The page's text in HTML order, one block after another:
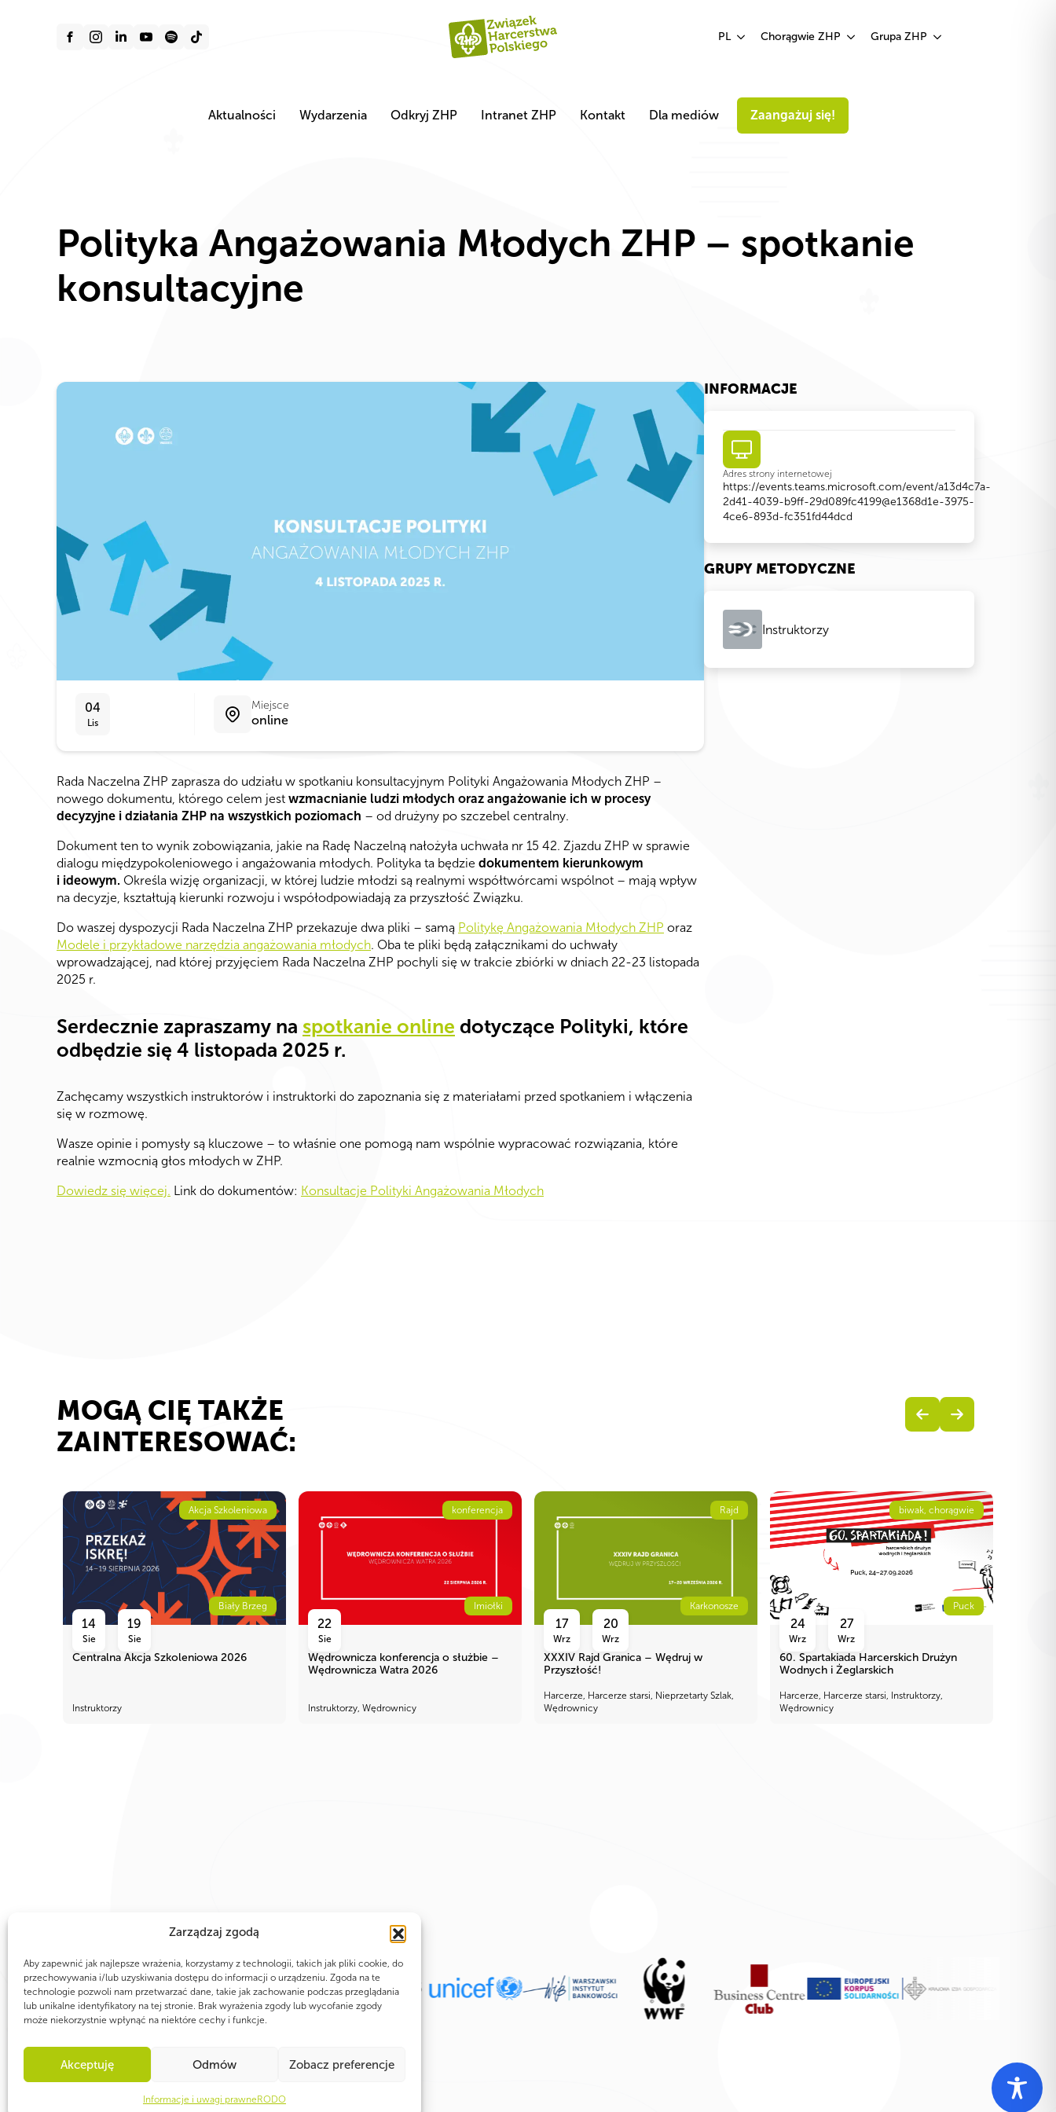
Zarządzaj zgodą
Aby zapewnić jak najlepsze wrażenia, korzystamy z technologii, takich jak pliki cookie, do
przechowywania i/lub uzyskiwania dostępu do informacji o urządzeniu. Zgoda na te
technologie pozwoli nam przetwarzać dane, takie jak zachowanie podczas przeglądania
lub unikalne identyfikatory na tej stronie. Brak wyrażenia zgody lub wycofanie zgody
może niekorzystnie wpłynąć na niektóre cechy i funkcje.
Akceptuję Odmów Zobacz preferencje
Informacje i uwagi prawne RODO
PL Chorągwie ZHP Grupa ZHP
Aktualności Wydarzenia Odkryj ZHP Intranet ZHP Kontakt Dla mediów Zaangażuj się!
Polityka Angażowania Młodych ZHP – spotkanie
konsultacyjne
04
Lis
Miejsce
online
Rada Naczelna ZHP zaprasza do udziału w spotkaniu konsultacyjnym Polityki Angażowania Młodych ZHP –
nowego dokumentu, którego celem jest wzmacnianie ludzi młodych oraz angażowanie ich w procesy
decyzyjne i działania ZHP na wszystkich poziomach – od drużyny po szczebel centralny.
Dokument ten to wynik zobowiązania, jakie na Radę Naczelną nałożyła uchwała nr 15 42. Zjazdu ZHP w sprawie
dialogu międzypokoleniowego i angażowania młodych. Polityka ta będzie dokumentem kierunkowym
i ideowym. Określa wizję organizacji, w której ludzie młodzi są realnymi współtwórcami wspólnot – mają wpływ
na decyzje, kształtują kierunki rozwoju i współodpowiadają za przyszłość Związku.
Do waszej dyspozycji Rada Naczelna ZHP przekazuje dwa pliki – samą Politykę Angażowania Młodych ZHP oraz
Modele i przykładowe narzędzia angażowania młodych. Oba te pliki będą załącznikami do uchwały
wprowadzającej, nad której przyjęciem Rada Naczelna ZHP pochyli się w trakcie zbiórki w dniach 22-23 listopada
2025 r.
Serdecznie zapraszamy na spotkanie online dotyczące Polityki, które
odbędzie się 4 listopada 2025 r.
Zachęcamy wszystkich instruktorów i instruktorki do zapoznania się z materiałami przed spotkaniem i włączenia
się w rozmowę.
Wasze opinie i pomysły są kluczowe – to właśnie one pomogą nam wspólnie wypracować rozwiązania, które
realnie wzmocnią głos młodych w ZHP.
Dowiedz się więcej. Link do dokumentów: Konsultacje Polityki Angażowania Młodych
INFORMACJE
Adres strony internetowej
https://events.teams.microsoft.com/event/a13d4c7a-
2d41-4039-b9ff-29d089fc4199@e1368d1e-3975-
4ce6-893d-fc351fd44dcd
GRUPY METODYCZNE
Instruktorzy
MOGĄ CIĘ TAKŻE
ZAINTERESOWAĆ:
Akcja Szkoleniowa
Biały Brzeg
14
Sie
19
Sie
Centralna Akcja Szkoleniowa 2026
Instruktorzy
konferencja
Imiołki
22
Sie
Wędrownicza konferencja o służbie –
Wędrownicza Watra 2026
Instruktorzy, Wędrownicy
Rajd
Karkonosze
17
Wrz
20
Wrz
XXXIV Rajd Granica – Wędruj w
Przyszłość!
Harcerze, Harcerze starsi, Nieprzetarty Szlak,
Wędrownicy
biwak, chorągwie
Puck
24
Wrz
27
Wrz
60. Spartakiada Harcerskich Drużyn
Wodnych i Żeglarskich
Harcerze, Harcerze starsi, Instruktorzy,
Wędrownicy